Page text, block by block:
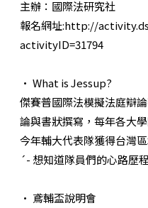
主辦：國際法研究社
報名網址:http://
activityID=31794
• What is Jessup?
傑賽普國際法模擬法庭辯
論與書狀撰寫，每年各大
今年輔大代表隊獲得台灣區
´- 想知道隊員們的心路歷
• 鳶輔盃說明會